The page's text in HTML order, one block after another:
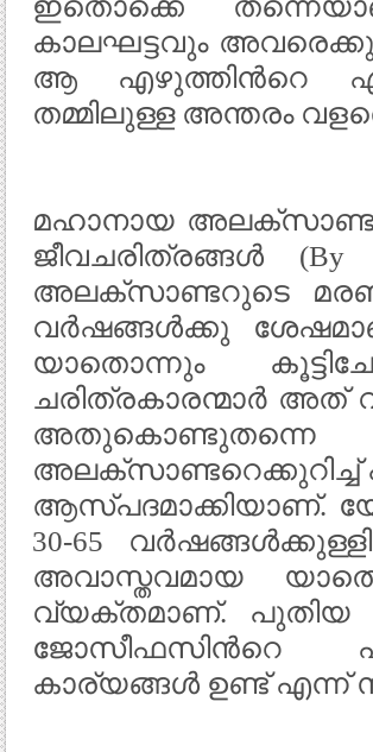
ഇതൊക്കെ
കാലഘട്ടവും
ആ എഴുത്തിന്‍റെ
തമ്മിലുള്ള അന്തരം
മഹാനായ
ജീവചരിത്രങ്ങള്‍ (By
അലക്സാണ്ടറുടെ
വര്‍ഷങ്ങള്‍ക്കു
യാതൊന്നും
ചരിത്രകാരന്മാര്‍
അതുകൊണ്ടുതന്നെ
അലക്സാണ്ടറെക്കുറിച്ച്
ആസ്പദമാക്കിയാണ്.
30-65
അവാസ്തവമായ
വ്യക്തമാണ്. പുതിയ
ജോസീഫസിന്‍റെ
കാര്യങ്ങള്‍ ഉണ്ട് എന്ന്